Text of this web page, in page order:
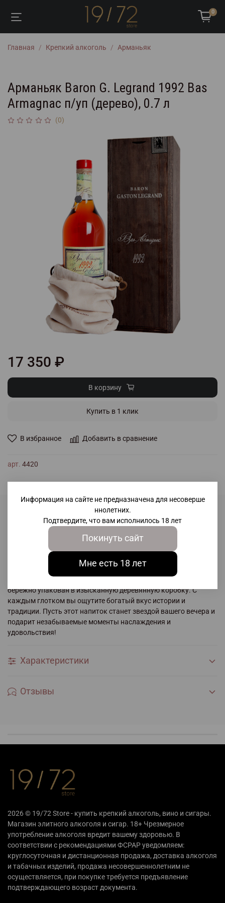
0
Главная Крепкий алкоголь Арманьяк
Арманьяк Baron G. Legrand 1992 Bas
Armagnac п/уп (дерево), 0.7 л
(0)
В избранное Добавить в сравнение
арт. 4420
17 350 ₽
В корзину
Купить в 1 клик
Описание
Откройте бутылку Baron G. Legrand 1992 из региона Арманьяк
— и перенеситесь во времена гламура и элегантности!
Французский винтажный арманьяк, рожденный в
бережно упакован в изысканную деревянную коробку. С
каждым глотком вы ощутите богатый вкус истории и
традиции. Пусть этот напиток станет звездой вашего вечера и
подарит незабываемые моменты наслаждения и
удовольствия!
Характеристики
Отзывы
2026 © 19/72 Store - купить крепкий алкоголь, вино и сигары.
Магазин элитного алкоголя и сигар. 18+ Чрезмерное
употребление алкоголя вредит вашему здоровью. В
соответствии с рекомендациями ФСРАР уведомляем:
круглосуточная и дистанционная продажа, доставка алкоголя
и табачных изделий, продажа несовершеннолетним не
осуществляется, при покупке требуется предъявление
подтверждающего возраст документа.
Информация на сайте не предназначена для несоверше
ннолетних.
Подтвердите, что вам исполнилось 18 лет
Покинуть сайт
Мне есть 18 лет